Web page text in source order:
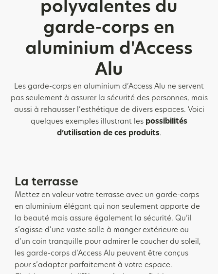
polyvalentes du
garde-corps en
aluminium d'Access
Alu
Les garde-corps en aluminium d’Access Alu ne servent
pas seulement à assurer la sécurité des personnes, mais
aussi à rehausser l’esthétique de divers espaces. Voici
quelques exemples illustrant les possibilités
d’utilisation de ces produits.
La terrasse
Mettez en valeur votre terrasse avec un garde-corps
en aluminium élégant qui non seulement apporte de
la beauté mais assure également la sécurité. Qu’il
s’agisse d’une vaste salle à manger extérieure ou
d’un coin tranquille pour admirer le coucher du soleil,
les garde-corps d’Access Alu peuvent être conçus
pour s’adapter parfaitement à votre espace.